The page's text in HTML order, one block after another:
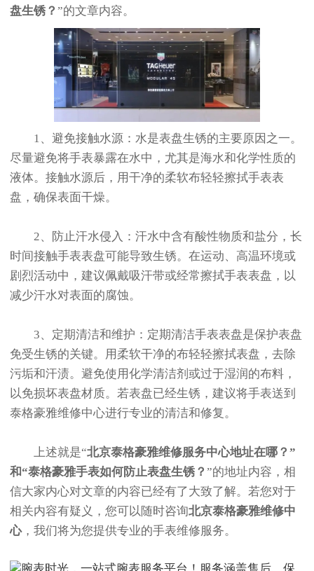
盘生锈？ ”的文章内容。
1、避免接触水源：水是表盘生锈的主要原因之一。
尽量避免将手表暴露在水中，尤其是海水和化学性质的
液体。接触水源后，用干净的柔软布轻轻擦拭手表表
盘，确保表面干燥。
2、防止汗水侵入：汗水中含有酸性物质和盐分，长
时间接触手表表盘可能导致生锈。在运动、高温环境或
剧烈活动中，建议佩戴吸汗带或经常擦拭手表表盘，以
减少汗水对表面的腐蚀。
3、定期清洁和维护：定期清洁手表表盘是保护表盘
免受生锈的关键。用柔软干净的布轻轻擦拭表盘，去除
污垢和汗渍。避免使用化学清洁剂或过于湿润的布料，
以免损坏表盘材质。若表盘已经生锈，建议将手表送到
泰格豪雅维修中心进行专业的清洁和修复。
上述就是“北京泰格豪雅维修服务中心地址在哪？”
和“泰格豪雅手表如何防止表盘生锈？ ”的地址内容，相
信大家内心对文章的内容已经有了大致了解。若您对于
相关内容有疑义，您可以随时咨询北京泰格豪雅维修中
心，我们将为您提供专业的手表维修服务。